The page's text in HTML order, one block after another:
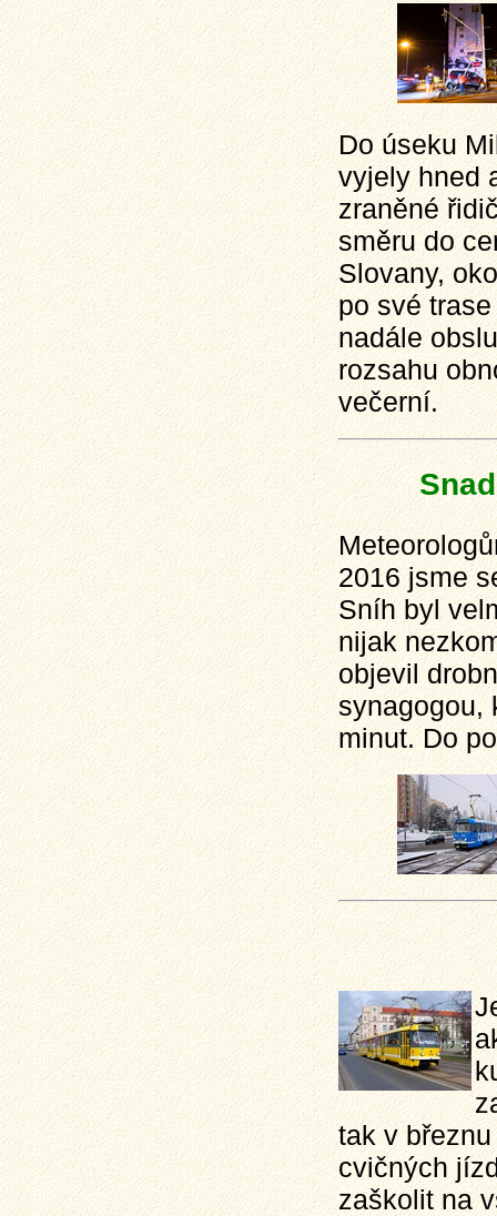
Do úseku
vyjely hned
zraněné
směru do
Slovany,
po své
nadále
rozsahu
večerní.
2016 jsme
Sníh byl
nijak
objevil
synagogou,
minut. Do
tak v
cvičných
zaškolit na